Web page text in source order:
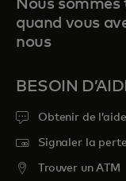
Nous
quand vous
nous
BESOIN
Obtenir de l’aide
Signaler la
Trouver un ATM